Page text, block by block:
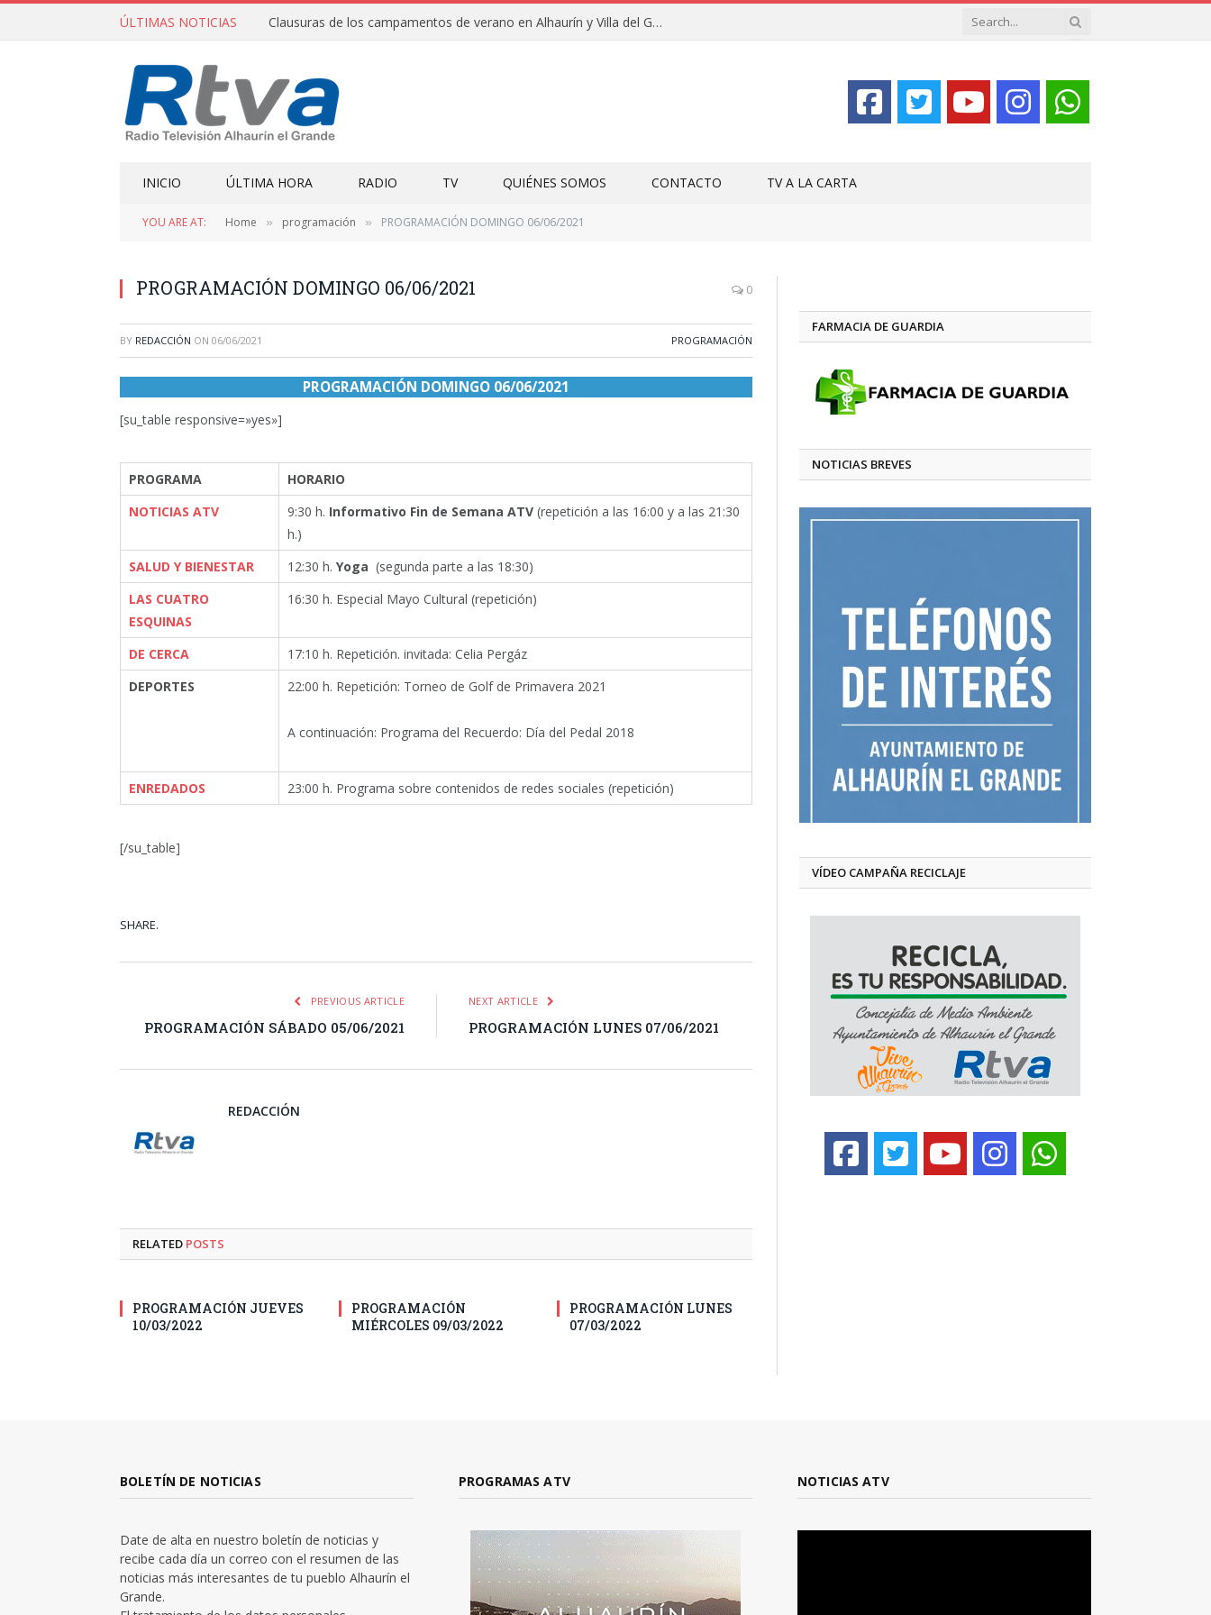
ÚLTIMAS NOTICIAS Clausuras de los campamentos de verano en Alhaurín y Villa del Guadalhorce 2026
INICIO ÚLTIMA HORA RADIO TV QUIÉNES SOMOS CONTACTO TV A LA CARTA
YOU ARE AT: Home » programación » PROGRAMACIÓN DOMINGO 06/06/2021
PROGRAMACIÓN DOMINGO 06/06/2021 0
BY REDACCIÓN ON 06/06/2021 PROGRAMACIÓN
PROGRAMACIÓN DOMINGO 06/06/2021
[su_table responsive=»yes»]
PROGRAMA
HORARIO
NOTICIAS ATV
9:30 h. Informativo Fin de Semana ATV (repetición a las 16:00 y a las 21:30
h.)
SALUD Y BIENESTAR
12:30 h. Yoga (segunda parte a las 18:30)
LAS CUATRO
ESQUINAS
16:30 h. Especial Mayo Cultural (repetición)
DE CERCA
17:10 h. Repetición. invitada: Celia Pergáz
DEPORTES
22:00 h. Repetición: Torneo de Golf de Primavera 2021
A continuación: Programa del Recuerdo: Día del Pedal 2018
ENREDADOS 23:00 h. Programa sobre contenidos de redes sociales (repetición)
[/su_table]
SHARE.
PREVIOUS ARTICLE
PROGRAMACIÓN SÁBADO 05/06/2021
NEXT ARTICLE
PROGRAMACIÓN LUNES 07/06/2021
REDACCIÓN
RELATED POSTS
PROGRAMACIÓN JUEVES
10/03/2022
PROGRAMACIÓN
MIÉRCOLES 09/03/2022
PROGRAMACIÓN LUNES
07/03/2022
FARMACIA DE GUARDIA
NOTICIAS BREVES
VÍDEO CAMPAÑA RECICLAJE
BOLETÍN DE NOTICIAS
Date de alta en nuestro boletín de noticias y
recibe cada día un correo con el resumen de las
noticias más interesantes de tu pueblo Alhaurín el
Grande.
PROGRAMAS ATV NOTICIAS ATV